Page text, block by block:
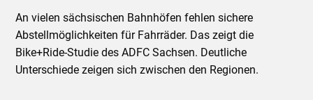
An vielen sächsischen Bahnhöfen fehlen sichere
Abstellmöglichkeiten für Fahrräder. Das zeigt die
Bike+Ride-Studie des ADFC Sachsen. Deutliche
Unterschiede zeigen sich zwischen den Regionen.